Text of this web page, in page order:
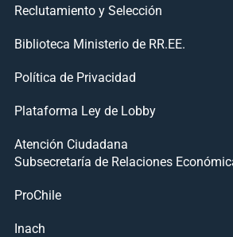
Reclutamiento y Selección
Biblioteca Ministerio de RR.EE.
Política de Privacidad
Plataforma Ley de Lobby
Atención Ciudadana
Subsecretaría de Relaciones
ProChile
Inach